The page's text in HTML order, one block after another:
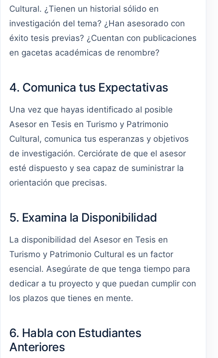
Cultural. ¿Tienen un historial sólido en
investigación del tema? ¿Han asesorado con
éxito tesis previas? ¿Cuentan con publicaciones
en gacetas académicas de renombre?
4. Comunica tus Expectativas
Una vez que hayas identificado al posible
Asesor en Tesis en Turismo y Patrimonio
Cultural, comunica tus esperanzas y objetivos
de investigación. Cerciórate de que el asesor
esté dispuesto y sea capaz de suministrar la
orientación que precisas.
5. Examina la Disponibilidad
La disponibilidad del Asesor en Tesis en
Turismo y Patrimonio Cultural es un factor
esencial. Asegúrate de que tenga tiempo para
dedicar a tu proyecto y que puedan cumplir con
los plazos que tienes en mente.
6. Habla con Estudiantes
Anteriores